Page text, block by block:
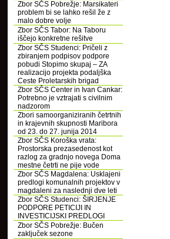
Zbor SČS Pobrežje: Marsikateri
problem bi se lahko rešil že z
malo dobre volje
Zbor SČS Tabor: Na Taboru
iščejo konkretne rešitve
Zbor SČS Studenci: Pričeli z
zbiranjem podpisov podpore
pobudi Stopimo skupaj – ZA
realizacijo projekta podaljška
Ceste Proletarskih brigad
Zbor SČS Center in Ivan Cankar:
Potrebno je vztrajati s civilnim
nadzorom
Zbori samoorganiziranih četrtnih
in krajevnih skupnosti Maribora
od 23. do 27. junija 2014
Zbor SČS Koroška vrata:
Prostorska prezasedenost kot
razlog za gradnjo novega Doma
mestne četrti ne pije vode
Zbor SČS Magdalena: Usklajeni
predlogi komunalnih projektov v
magdaleni za naslednji dve leti
Zbor SČS Studenci: ŠIRJENJE
PODPORE PETICIJI IN
INVESTICIJSKI PREDLOGI
Zbor SČS Pobrežje: Bučen
zaključek sezone